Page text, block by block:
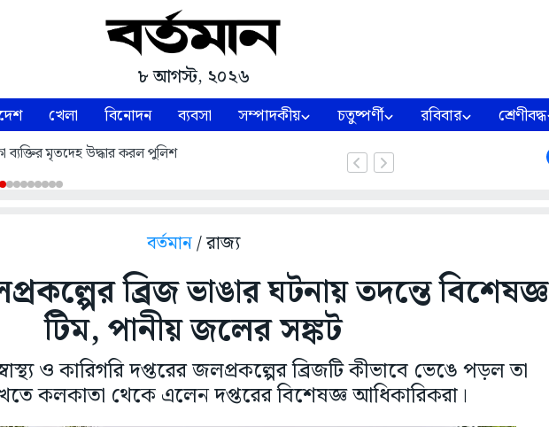
৮ আগস্ট, ২০২৬
খেলা বিনোদন ব্যবসা সম্পাদকীয় চতুষ্পর্ণী রবিবার শ্রেণীবদ্ধ
ব্যক্তির মৃতদেহ উদ্ধার করল পুলিশ
বর্তমান/ রাজ্য
ব্রিজ ভাঙার ঘটনায় তদন্তে বিশেষজ্ঞ
টিম, পানীয় জলের সঙ্কট
ও কারিগরি দপ্তরের জলপ্রকল্পের ব্রিজটি কীভাবে ভেঙে পড়ল তা
কলকাতা থেকে এলেন দপ্তরের বিশেষজ্ঞ আধিকারিকরা।